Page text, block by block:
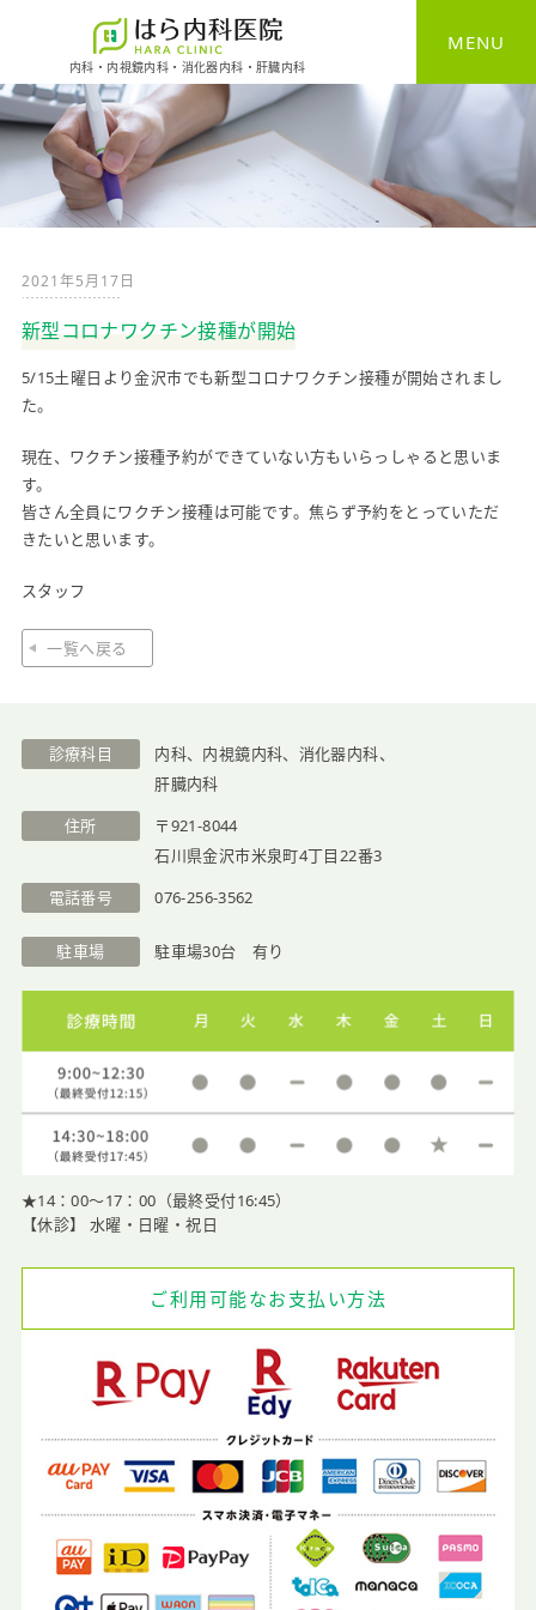
内科・内視鏡内科・消化器内科・肝臓内科
MENU
HOME
一般内科
消化器内科
大腸カメラ
予防接種
自費診療
2021年5月17日
新型コロナワクチン接種が開始
5/15土曜日より金沢市でも新型コロナワクチン接種が開始されまし
た。
現在、ワクチン接種予約ができていない方もいらっしゃると思いま
す。
皆さん全員にワクチン接種は可能です。焦らず予約をとっていただ
きたいと思います。
スタッフ
一覧へ戻る
診療科目
内科、内視鏡内科、消化器内科、
肝臓内科
住所
〒921-8044
石川県金沢市米泉町4丁目22番3
電話番号
076-256-3562
駐車場 駐車場30台 有り
★14：00〜17：00（最終受付16:45）
【休診】 水曜・日曜・祝日
ご利用可能なお支払い方法